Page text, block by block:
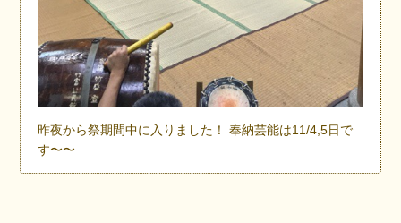
昨夜から祭期間中に入りました！ 奉納芸能は11/4,5日で
す〜〜